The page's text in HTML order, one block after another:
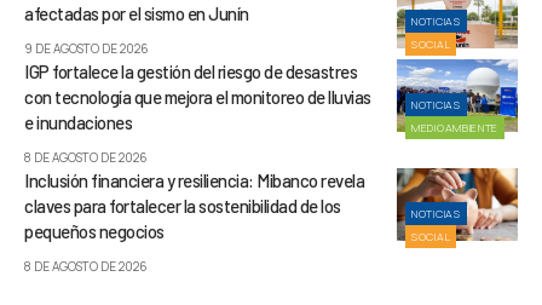
NOTICIAS
SOCIAL
afectadas por el sismo en Junín
9 DE AGOSTO DE 2026
NOTICIAS
MEDIOAMBIENTE
IGP fortalece la gestión del riesgo de desastres
con tecnología que mejora el monitoreo de lluvias
e inundaciones
8 DE AGOSTO DE 2026
NOTICIAS
SOCIAL
Inclusión financiera y resiliencia: Mibanco revela
claves para fortalecer la sostenibilidad de los
pequeños negocios
8 DE AGOSTO DE 2026